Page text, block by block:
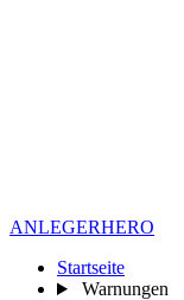
ANLEGERHERO
Startseite
Warnungen